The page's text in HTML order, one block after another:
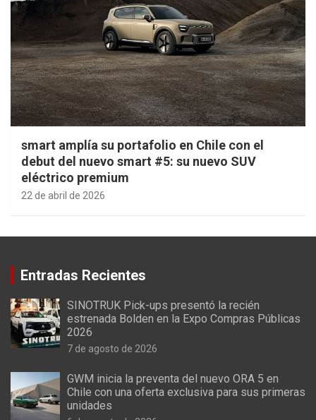
smart amplía su portafolio en Chile con el
debut del nuevo smart #5: su nuevo SUV
eléctrico premium
22 de abril de 2026
Entradas Recientes
SINOTRUK Pick-ups presentó la recién
estrenada Bolden en la Expo Compras Públicas
2026
7 de agosto de 2026
GWM inicia la preventa del nuevo ORA 5 en
Chile con una oferta exclusiva para sus primeras
unidades